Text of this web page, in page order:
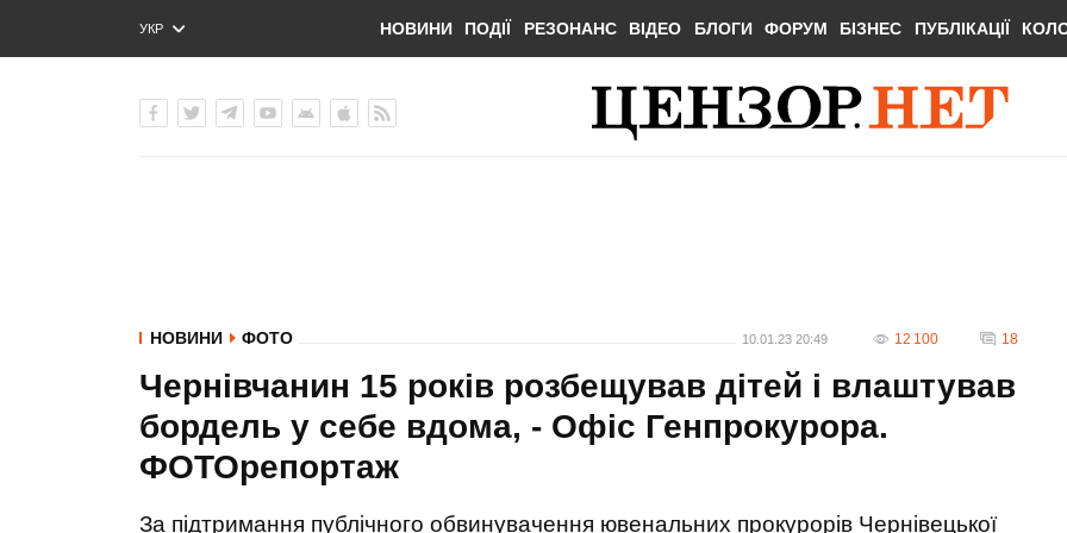
УКР
ENG
НОВИНИ ПОДІЇ РЕЗОНАНС ВІДЕО БЛОГИ ФОРУМ БІЗНЕС ПУБЛІКАЦІЇ
НОВИНИ ФОТО 10.01.23 20:49 12 100 18
Чернівчанин 15 років розбещував дітей і влаштував
бордель у себе вдома, - Офіс Генпрокурора.
ФОТОрепортаж
За підтримання публічного обвинувачення ювенальних прокурорів Чернівецької